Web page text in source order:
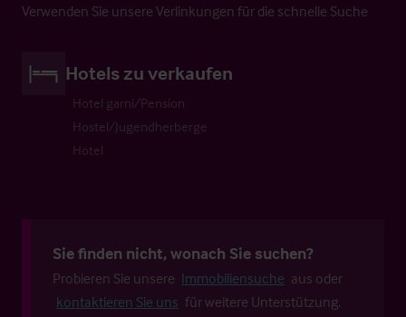
Verwenden Sie unsere Verlinkungen für die schnelle Suche
Hotels zu verkaufen
Hotel garni/Pension
Hostel/Jugendherberge
Hotel
Sie finden nicht, wonach Sie suchen?
Probieren Sie unsere Immobiliensuche aus oder
kontaktieren Sie uns für weitere Unterstützung.